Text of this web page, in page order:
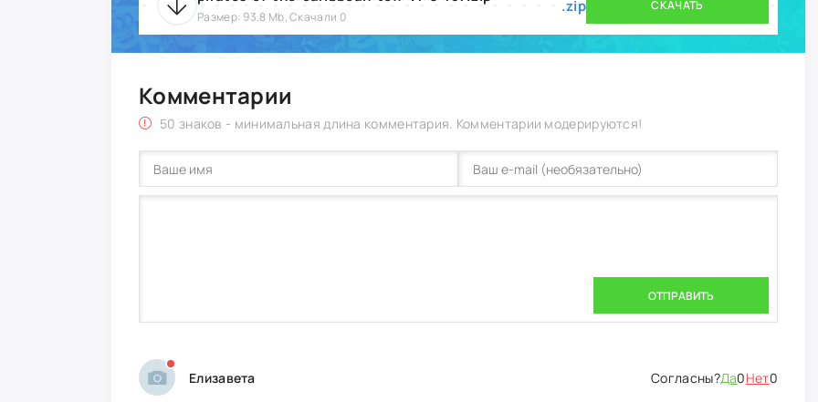
Размер: 93.8 Mb, Скачали 0
.zip СКАЧАТЬ
Комментарии
50 знаков - минимальная длина комментария. Комментарии модерируются!
ОТПРАВИТЬ
Елизавета Да0Нет0